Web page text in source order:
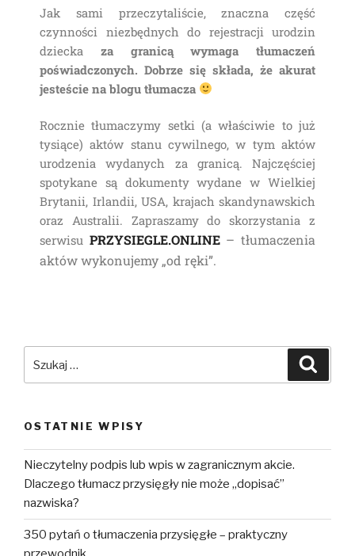
Jak sami przeczytaliście, znaczna część
czynności niezbędnych do rejestracji urodzin
dziecka za granicą wymaga tłumaczeń
poświadczonych. Dobrze się składa, że akurat
jesteście na blogu tłumacza
Rocznie tłumaczymy setki (a właściwie to już
tysiące) aktów stanu cywilnego, w tym aktów
urodzenia wydanych za granicą. Najczęściej
spotykane są dokumenty wydane w Wielkiej
Brytanii, Irlandii, USA, krajach skandynawskich
oraz Australii. Zapraszamy do skorzystania z
serwisu PRZYSIEGLE.ONLINE– tłumaczenia
aktów wykonujemy „od ręki”.
OSTATNIE WPISY
Nieczytelny podpis lub wpis w zagranicznym akcie.
Dlaczego tłumacz przysięgły nie może „dopisać”
nazwiska?
350 pytań o tłumaczenia przysięgłe – praktyczny